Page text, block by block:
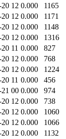
12 0.000
1165
12 0.000
1171
12 0.000
1148
12 0.000
1316
11 0.000
827
12 0.000
768
12 0.000
1224
11 0.000
456
00 0.000
974
12 0.000
738
12 0.000
1060
12 0.000
1066
12 0.000
1132